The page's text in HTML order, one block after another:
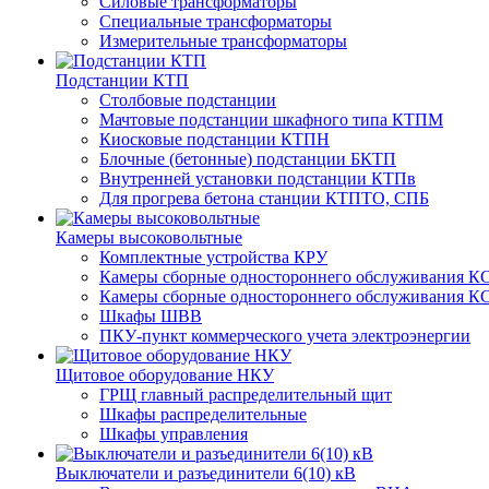
Специальные трансформаторы
Измерительные трансформаторы
Подстанции КТП
Столбовые подстанции
Мачтовые подстанции шкафного типа КТПМ
Киосковые подстанции КТПН
Блочные (бетонные) подстанции БКТП
Внутренней установки подстанции КТПв
Для прогрева бетона станции КТПТО, СПБ
Камеры высоковольтные
Комплектные устройства КРУ
Камеры сборные одностороннего обслуживания
Камеры сборные одностороннего обслуживания
Шкафы ШВВ
ПКУ-пункт коммерческого учета электроэнергии
Щитовое оборудование НКУ
ГРЩ главный распределительный щит
Шкафы распределительные
Шкафы управления
Выключатели и разъединители 6(10) кВ